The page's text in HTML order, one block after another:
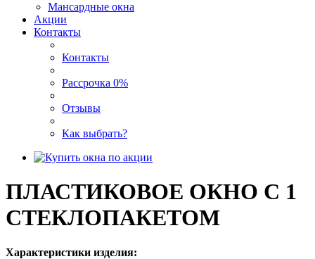
Мансардные окна
Акции
Контакты
Контакты
Рассрочка 0%
Отзывы
Как выбрать?
ПЛАСТИКОВОЕ ОКНО С 1
СТЕКЛОПАКЕТОМ
Характеристики изделия: